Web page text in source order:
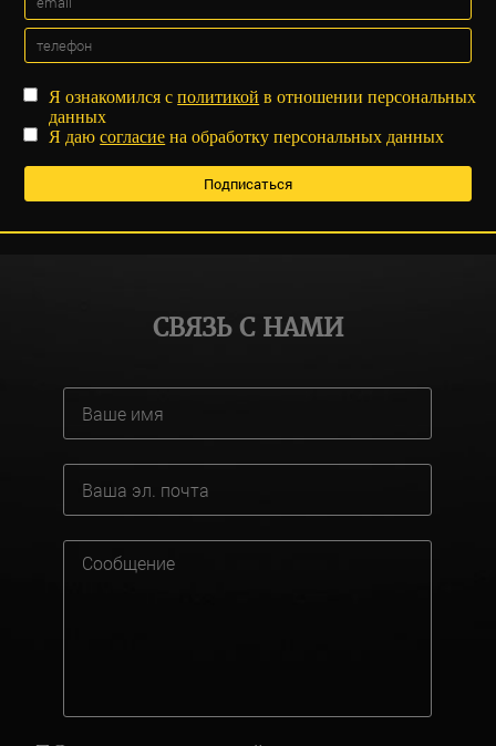
Я ознакомился сполитикой в отношении персональных
данных
Я даюсогласие на обработку персональных данных
СВЯЗЬ С НАМИ